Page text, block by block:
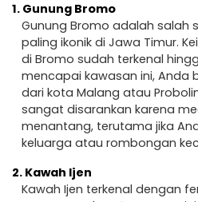
1. Gunung Bromo
Gunung Bromo adalah salah
paling ikonik di Jawa Timur.
di Bromo sudah terkenal
mencapai kawasan ini, Anda
dari kota Malang atau
sangat disarankan karena
menantang, terutama jika
keluarga atau rombongan
2. Kawah Ijen
Kawah Ijen terkenal dengan